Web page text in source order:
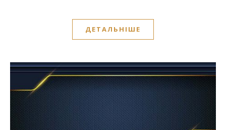
ДЕТАЛЬНІШЕ